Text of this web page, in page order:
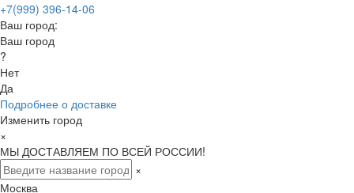
+7(999) 396-14-06
Ваш город:
Ваш город
?
Нет
Да
Подробнее о доставке
Изменить город
×
МЫ ДОСТАВЛЯЕМ ПО ВСЕЙ РОССИИ!
×
Москва